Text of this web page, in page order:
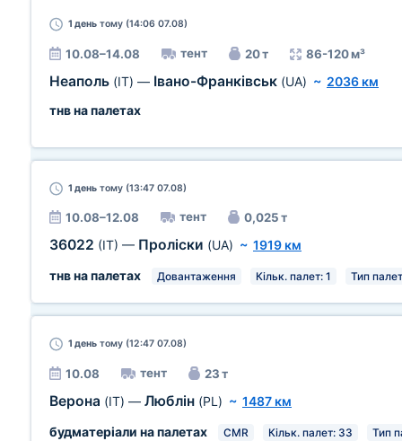
1 день тому (14:06 07.08)
10.08–14.08 тент 20 т 86-120 м³
Неаполь (IT) — Івано-Франківськ (UA) ~ 2036 км
тнв на палетах
1 день тому (13:47 07.08)
10.08–12.08 тент 0,025 т
36022 (IT) — Проліски (UA) ~ 1919 км
тнв на палетах
Довантаження Кільк. палет: 1 Тип
1 день тому (12:47 07.08)
10.08 тент 23 т
Верона (IT) — Люблін (PL) ~ 1487 км
будматеріали на палетах
CMR Кільк. палет: 33 Тип